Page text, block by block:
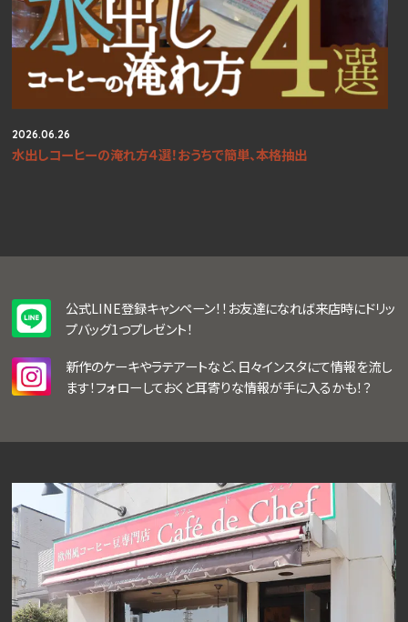
2026.06.26
水出しコーヒーの淹れ方４選！おうちで簡単、本格抽出
公式LINE登録キャンペーン！！お友達になれば来店時にドリッ
プバッグ1つプレゼント！
新作のケーキやラテアートなど、日々インスタにて情報を流し
ます！フォローしておくと耳寄りな情報が手に入るかも！？